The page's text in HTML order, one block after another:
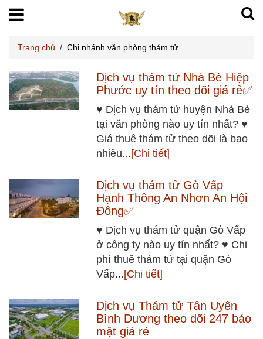
Trang chủ / Chi nhánh văn phòng thám tử
Dịch vụ thám tử Nhà Bè Hiệp
Phước uy tín theo dõi giá rẻ✅
♥ Dịch vụ thám tử huyện Nhà Bè
tại văn phòng nào uy tín nhất? ♥
Giá thuê thám tử theo dõi là bao
nhiêu...[Chi tiết]
Dịch vụ thám tử Gò Vấp
Hạnh Thông An Nhơn An Hội
Đông✅
♥ Dịch vụ thám tử quận Gò Vấp
ở công ty nào uy tín nhất? ♥ Chi
phí thuê thám tử tại quận Gò
Vấp...[Chi tiết]
Dịch vụ Thám tử Tân Uyên
Bình Dương theo dõi 247 bảo
mật giá rẻ